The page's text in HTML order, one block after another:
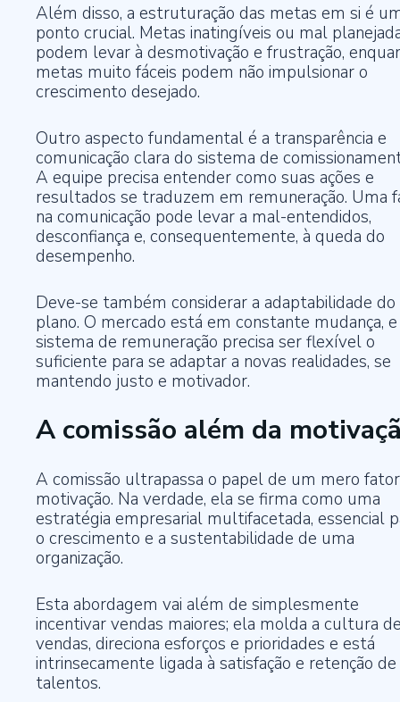
Além disso, a estruturação das metas em si é
ponto crucial. Metas inatingíveis ou mal
podem levar à desmotivação e frustração,
metas muito fáceis podem não impulsionar o
crescimento desejado.
Outro aspecto fundamental é a transparência e
comunicação clara do sistema de
A equipe precisa entender como suas ações e
resultados se traduzem em remuneração. Uma
na comunicação pode levar a mal-entendidos,
desconfiança e, consequentemente, à queda do
desempenho.
Deve-se também considerar a adaptabilidade do
plano. O mercado está em constante mudança,
sistema de remuneração precisa ser flexível o
suficiente para se adaptar a novas realidades, se
mantendo justo e motivador.
A comissão além da
A comissão ultrapassa o papel de um mero
motivação. Na verdade, ela se firma como uma
estratégia empresarial multifacetada, essencial
o crescimento e a sustentabilidade de uma
organização.
Esta abordagem vai além de simplesmente
incentivar vendas maiores; ela molda a cultura
vendas, direciona esforços e prioridades e está
intrinsecamente ligada à satisfação e retenção de
talentos.